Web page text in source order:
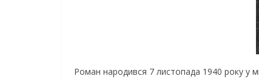
Роман народився 7 листопада 1940 року у